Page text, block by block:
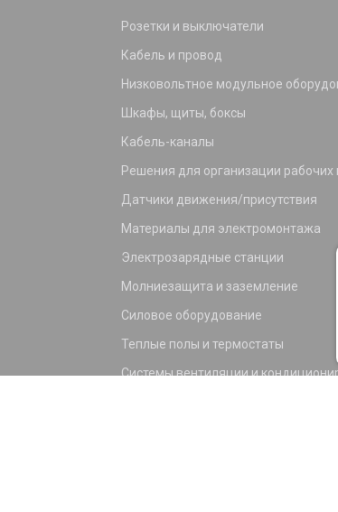
Розетки и выключатели
Кабель и провод
Низковольтное модульное
Шкафы, щиты, боксы
Кабель-каналы
Решения для организации рабочих
Датчики движения/присутствия
Материалы для электромонтажа
Электрозарядные станции
Молниезащита и заземление
Силовое оборудование
Теплые полы и термостаты
Системы вентиляции и